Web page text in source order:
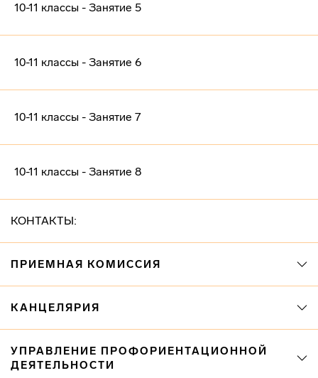
10-11 классы - Занятие 5
10-11 классы - Занятие 6
10-11 классы - Занятие 7
10-11 классы - Занятие 8
КОНТАКТЫ:
ПРИЕМНАЯ КОМИССИЯ
КАНЦЕЛЯРИЯ
УПРАВЛЕНИЕ ПРОФОРИЕНТАЦИОННОЙ
ДЕЯТЕЛЬНОСТИ